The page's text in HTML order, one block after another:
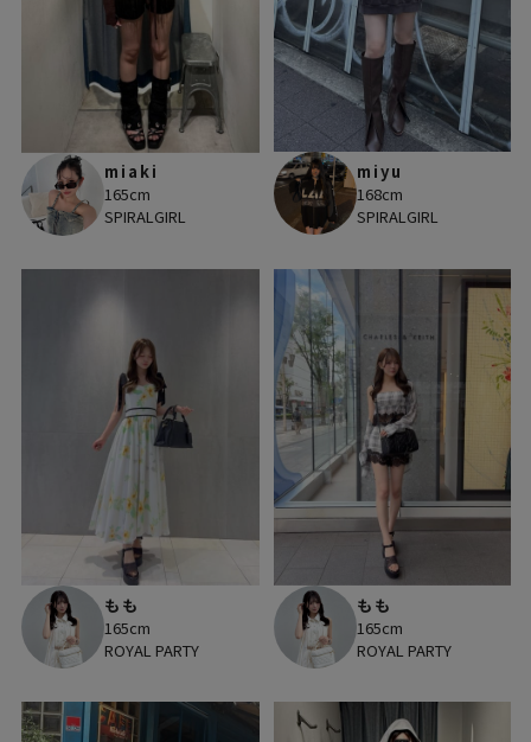
miaki
165cm
SPIRALGIRL
miyu
168cm
SPIRALGIRL
もも
165cm
ROYAL PARTY
もも
165cm
ROYAL PARTY